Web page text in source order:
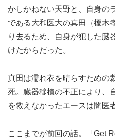
かしかねない天野と、自身の
である大和医大の真田（榎木
り去るため、自身が犯した臓
けたからだった。
真田は濡れ衣を晴らすための
死。臓器移植の不正により、
を救えなかったエースは闇医
ここまでが前回の話。「Get